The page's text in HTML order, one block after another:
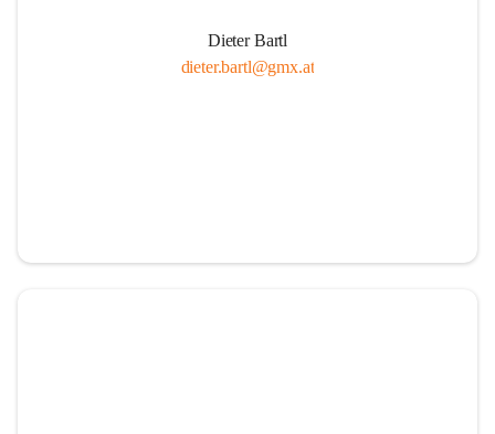
Dieter Bartl
dieter.bartl@gmx.at